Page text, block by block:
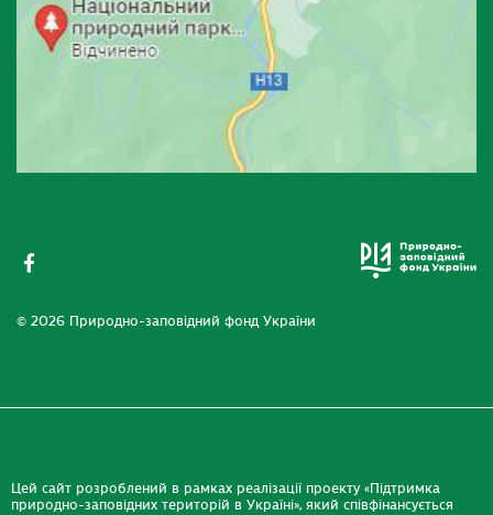
© 2026 Природно-заповідний фонд України
Цей сайт розроблений в рамках реалізації проекту «Підтримка
природно-заповідних територій в Україні», який співфінансується